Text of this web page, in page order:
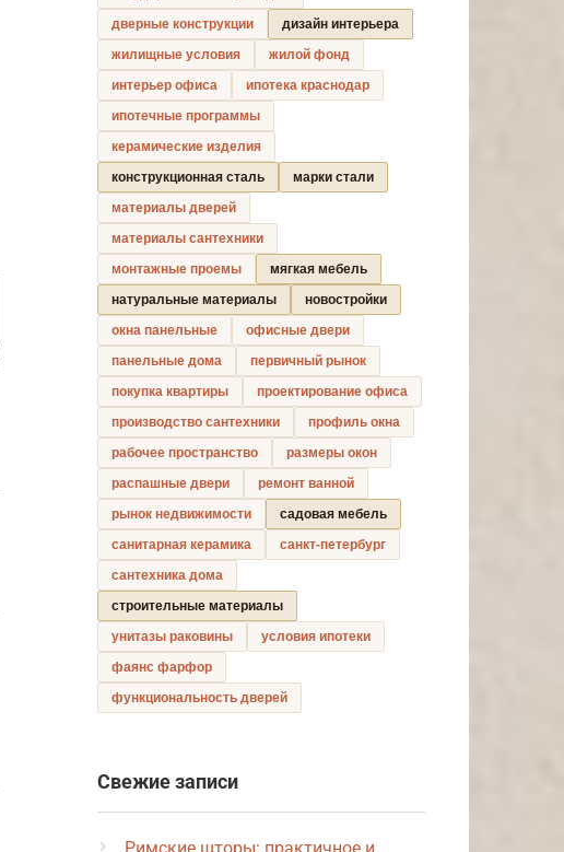
дверные конструкции
дизайн интерьера
жилищные условия
жилой фонд
интерьер офиса
ипотека краснодар
ипотечные программы
керамические изделия
конструкционная сталь
марки стали
материалы дверей
материалы сантехники
монтажные проемы
мягкая мебель
натуральные материалы
новостройки
окна панельные
офисные двери
панельные дома
первичный рынок
покупка квартиры
проектирование офиса
производство сантехники
профиль окна
рабочее пространство
размеры окон
распашные двери
ремонт ванной
рынок недвижимости
садовая мебель
санитарная керамика
санкт-петербург
сантехника дома
строительные материалы
унитазы раковины
условия ипотеки
фаянс фарфор
функциональность дверей
Свежие записи